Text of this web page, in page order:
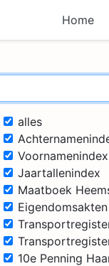
Home
alles
Voornamenindex
Jaartallenindex
Maatboek
10e Penning